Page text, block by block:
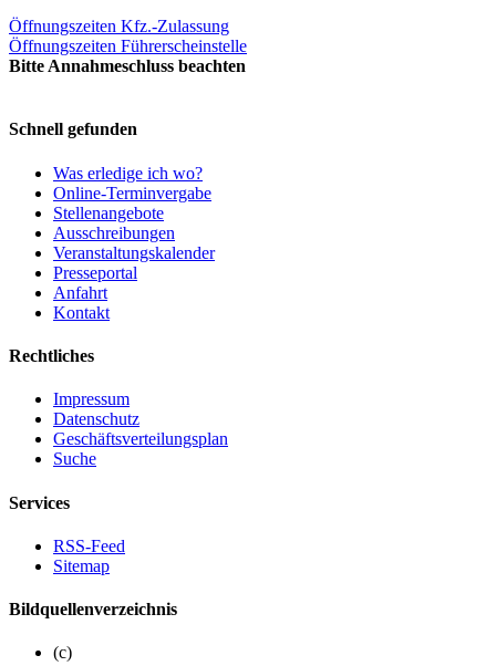
Öffnungszeiten Kfz.-Zulassung
Öffnungszeiten Führerscheinstelle
Bitte Annahmeschluss beachten
Schnell gefunden
Was erledige ich wo?
Online-Terminvergabe
Stellenangebote
Ausschreibungen
Veranstaltungskalender
Presseportal
Anfahrt
Kontakt
Rechtliches
Impressum
Datenschutz
Geschäftsverteilungsplan
Suche
Services
RSS-Feed
Sitemap
Bildquellenverzeichnis
(c)